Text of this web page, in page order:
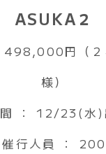
ASUKA２
円（２
様）
： 12/23(水)
催行人員 ：